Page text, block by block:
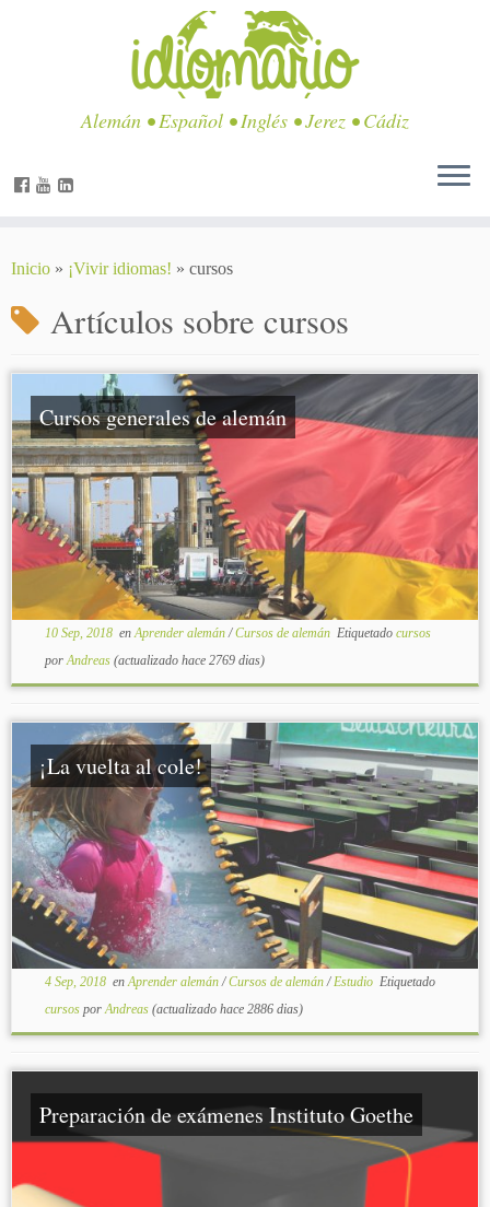
Alemán • Español • Inglés • Jerez • Cádiz
Inicio » ¡Vivir idiomas! » cursos
Artículos sobre cursos
Cursos generales de alemán
10 Sep, 2018enAprender alemán/Cursos de alemán Etiquetado cursos
porAndreas(actualizado hace 2769 dias)
¡La vuelta al cole!
4 Sep, 2018enAprender alemán/Cursos de alemán/Estudio Etiquetado
cursos porAndreas(actualizado hace 2886 dias)
Preparación de exámenes Instituto Goethe